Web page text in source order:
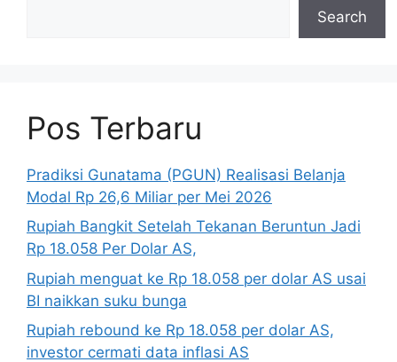
Search
Pos Terbaru
Pradiksi Gunatama (PGUN) Realisasi Belanja
Modal Rp 26,6 Miliar per Mei 2026
Rupiah Bangkit Setelah Tekanan Beruntun Jadi
Rp 18.058 Per Dolar AS,
Rupiah menguat ke Rp 18.058 per dolar AS usai
BI naikkan suku bunga
Rupiah rebound ke Rp 18.058 per dolar AS,
investor cermati data inflasi AS